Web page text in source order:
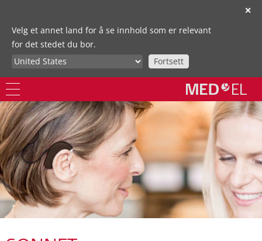
✕
Velg et annet land for å se innhold som er relevant
for det stedet du bor.
Fortsett